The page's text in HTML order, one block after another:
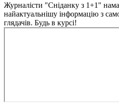
Журналісти "Сніданку з 1+1"
найактуальнішу інформацію з
глядачів. Будь в курсі!